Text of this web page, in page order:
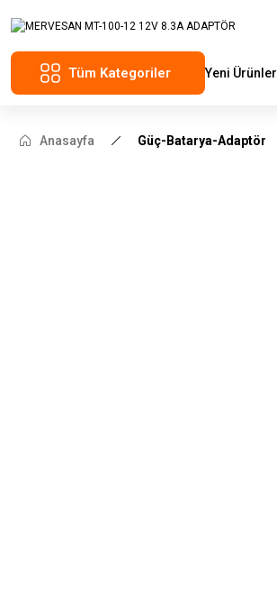
Tüm Kategoriler Yeni Ürünler
Anasayfa Güç-Batarya-Adaptör